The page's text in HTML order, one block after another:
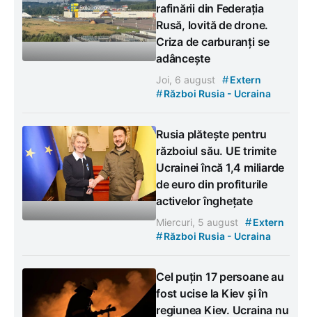
rafinării din Federația
Rusă, lovită de drone.
Criza de carburanți se
adâncește
Joi, 6 august #Extern
#Război Rusia - Ucraina
Rusia plătește pentru
războiul său. UE trimite
Ucrainei încă 1,4 miliarde
de euro din profiturile
activelor înghețate
Miercuri, 5 august #Extern
#Război Rusia - Ucraina
Cel puțin 17 persoane au
fost ucise la Kiev și în
regiunea Kiev. Ucraina nu